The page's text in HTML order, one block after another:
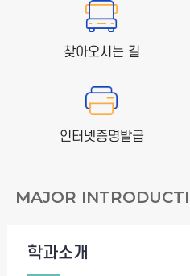
찾아오시는 길
인터넷증명발급
MAJOR
학과소개